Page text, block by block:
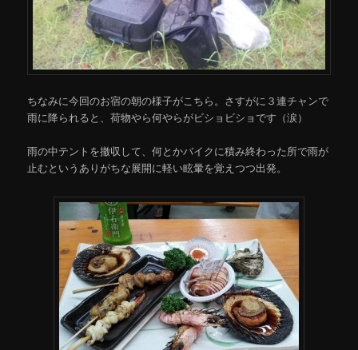
ちなみに今回のお宿の朝の様子がこちら。さすがに３連チャンで
雨に降られると、荷物やら何やらがビショビショです（涙）
雨の中テントを撤収して、何とかバイクに積み終わった所で雨が
止むというありがちな展開に軽い眩暈を覚えつつ出発。